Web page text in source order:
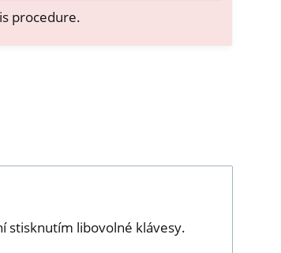
procedure.
stisknutím libovolné klávesy.